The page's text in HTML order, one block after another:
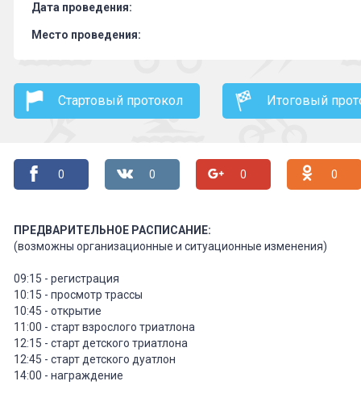
Дата проведения:
Место проведения:
Стартовый протокол Итоговый
0 0 0 0
ПРЕДВАРИТЕЛЬНОЕ РАСПИСАНИЕ:
(возможны организационные и ситуационные изменения)
09:15 - регистрация
10:15 - просмотр трассы
10:45 - открытие
11:00 - старт взрослого триатлона
12:15 - старт детского триатлона
12:45 - старт детского дуатлон
14:00 - награждение